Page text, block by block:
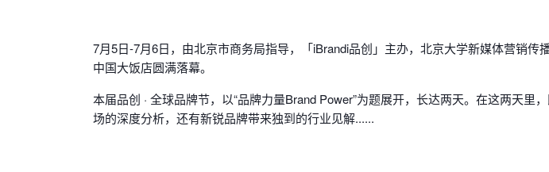
7月5日-7月6日，由北京市商务局指导，「iBrandi品创」主办，北京大学新媒体营销传
中国大饭店圆满落幕。
本届品创 · 全球品牌节，以“品牌力量Brand Power”为题展开，长达两天。在这两天
场的深度分析，还有新锐品牌带来独到的行业见解......